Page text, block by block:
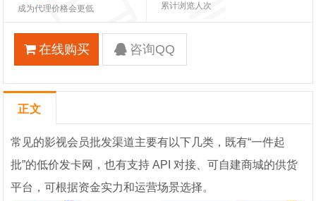
成为代理价格会更低
累计浏览人次
在线购买 咨询QQ
正文
常见的影视会员批发渠道主要有以下几类，既有“一件起
批”的低价发卡网，也有支持 API 对接、可自建商城的供货
平台，可根据资金实力和运营场景选择。